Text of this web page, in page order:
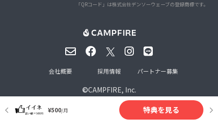
¥500/月 特典を見る
「QRコード」は株式会社デンソーウェーブの登録商標です。
©CAMPFIRE, Inc.
会社概要 採用情報 パートナー募集